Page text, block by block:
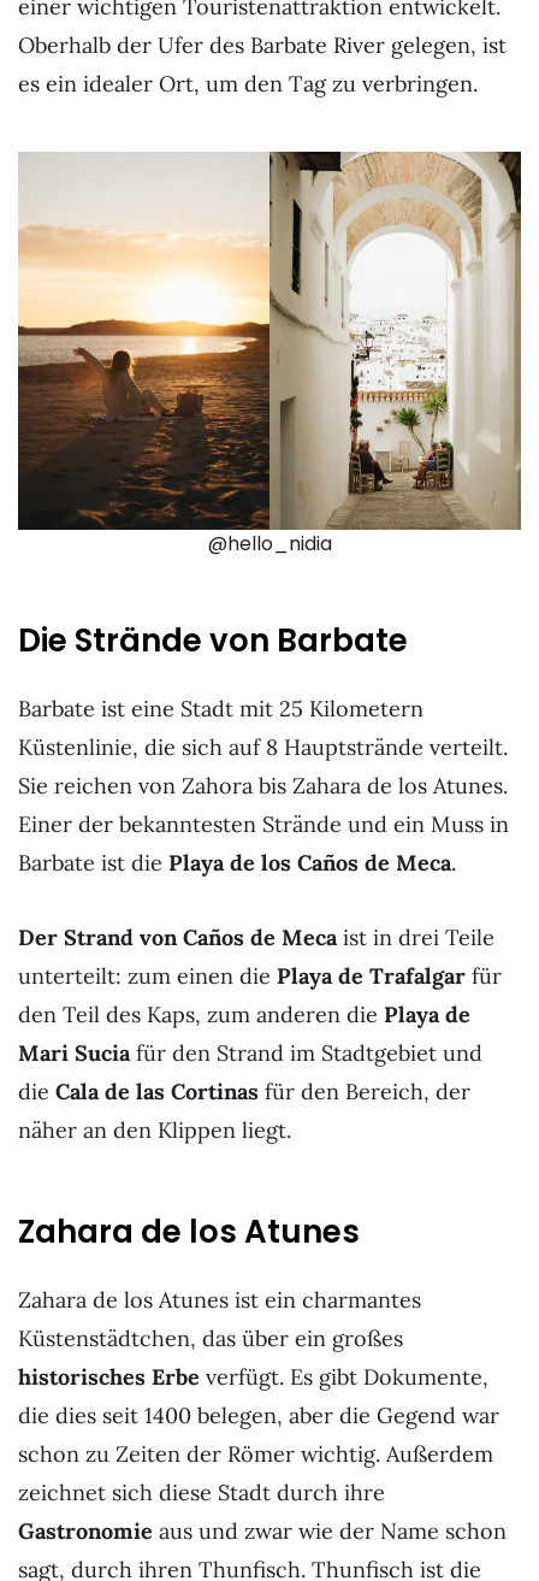
einer wichtigen Touristenattraktion entwickelt.
Oberhalb der Ufer des Barbate River gelegen, ist
es ein idealer Ort, um den Tag zu verbringen.
@hello_nidia
Die Strände von Barbate
Barbate ist eine Stadt mit 25 Kilometern
Küstenlinie, die sich auf 8 Hauptstrände verteilt.
Sie reichen von Zahora bis Zahara de los Atunes.
Einer der bekanntesten Strände und ein Muss in
Barbate ist die Playa de los Caños de Meca.
Der Strand von Caños de Meca ist in drei Teile
unterteilt: zum einen die Playa de Trafalgar für
den Teil des Kaps, zum anderen die Playa de
Mari Sucia für den Strand im Stadtgebiet und
die Cala de las Cortinas für den Bereich, der
näher an den Klippen liegt.
Zahara de los Atunes
Zahara de los Atunes ist ein charmantes
Küstenstädtchen, das über ein großes
historisches Erbe verfügt. Es gibt Dokumente,
die dies seit 1400 belegen, aber die Gegend war
schon zu Zeiten der Römer wichtig. Außerdem
zeichnet sich diese Stadt durch ihre
Gastronomie aus und zwar wie der Name schon
sagt, durch ihren Thunfisch. Thunfisch ist die